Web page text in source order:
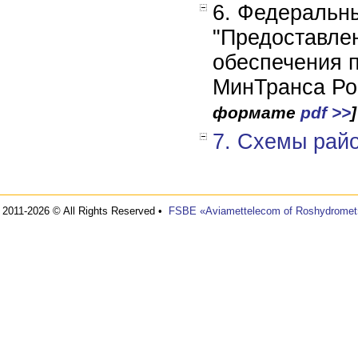
6.
обеспечения
МинТранса
формате pdf >>]
7. Схемы
2011-2026 © All Rights Reserved • FSBE «Aviamettelecom of